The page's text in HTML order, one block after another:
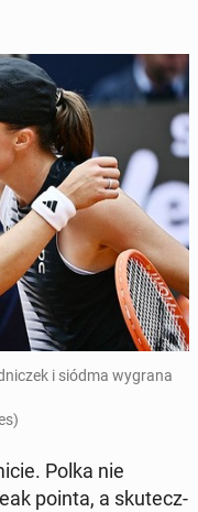
i siódma wygrana
Polka nie
pointa, a sku­tecz­